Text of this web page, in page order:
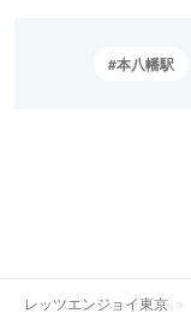
本八幡駅
レッツエンジョイ東京